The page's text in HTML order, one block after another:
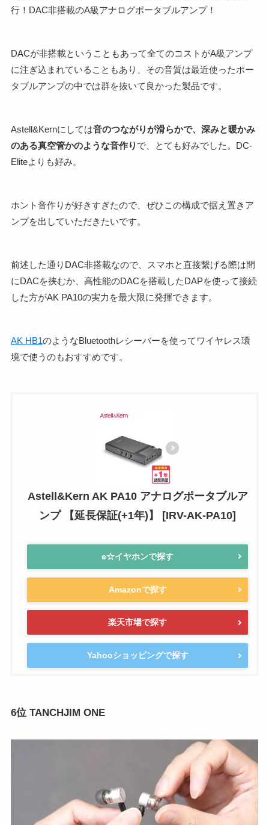
行！DAC非搭載のA級アナログポータブルアンプ！
DACが非搭載ということもあって全てのコストがA級アンプ
に注ぎ込まれていることもあり、その音質は最近使ったポー
タブルアンプの中では群を抜いて良かった製品です。
Astell&Kernにしては音のつながりが滑らかで、深みと暖かみ
のある真空管かのような音作り で、とても好みでした。DC-
Eliteよりも好み。
ホント音作りが好きすぎたので、ぜひこの構成で据え置きア
ンプを出していただきたいです。
前述した通りDAC非搭載なので、スマホと直接繋げる際は間
にDACを挟むか、高性能のDACを搭載したDAPを使って接続
した方がAK PA10の実力を最大限に発揮できます。
AK HB1のようなBluetoothレシーバーを使ってワイヤレス環
境で使うのもおすすめです。
Astell&Kern AK PA10 アナログポータブルア
ンプ 【延長保証(+1年)】 [IRV-AK-PA10]
e☆イヤホンで探す
Amazonで探す
楽天市場で探す
Yahooショッピングで探す
6位 TANCHJIM ONE